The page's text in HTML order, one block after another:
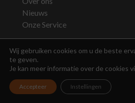
Nieuws
Onze Service
Webshop
Werken bij
Wij gebruiken cookies om u de beste
te geven.
Je kan meer informatie over de cookies
Accepteer Instellingen